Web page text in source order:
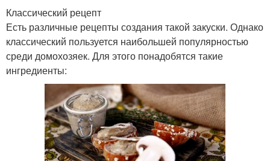
Классический рецепт
Есть различные рецепты создания такой закуски. Однако
классический пользуется наибольшей популярностью
среди домохозяек. Для этого понадобятся такие
ингредиенты: